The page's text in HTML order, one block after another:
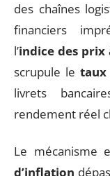
des chaînes
financiers
l’indice des prix
scrupule le taux
livrets
rendement réel
Le mécanisme
d’inflation